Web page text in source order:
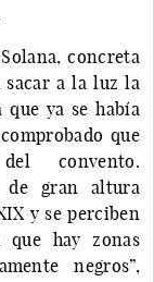
concreta
sacar a la luz la
ya se había
que
convento.
de gran altura
y se perciben
que hay zonas
negros”,